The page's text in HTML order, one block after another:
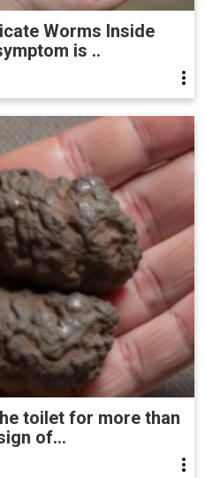
Worms Inside
is ..
toilet for more than
of...